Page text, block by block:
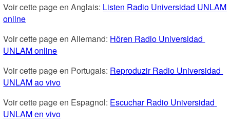
Voir cette page en Anglais: Listen Radio Universidad UNLAM
online
Voir cette page en Allemand: Hören Radio Universidad
UNLAM online
Voir cette page en Portugais: Reproduzir Radio Universidad
UNLAM ao vivo
Voir cette page en Espagnol: Escuchar Radio Universidad
UNLAM en vivo